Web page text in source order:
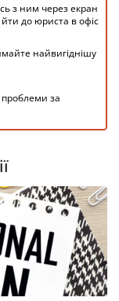
з ним через екран
до юриста в офіс
найвигіднішу
за